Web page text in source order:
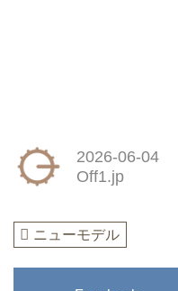
2026-06-04
Off1.jp
ニューモデル